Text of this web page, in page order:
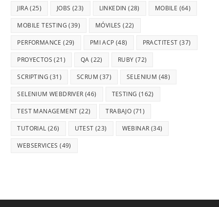
JIRA(25) JOBS (23) LINKEDIN (28) MOBILE (64)
MOBILE TESTING (39) MÓVILES (22)
PERFORMANCE (29) PMI ACP (48) PRACTITEST (37)
PROYECTOS (21) QA (22) RUBY (72)
SCRIPTING (31) SCRUM (37) SELENIUM (48)
SELENIUM WEBDRIVER (46) TESTING (162)
TEST MANAGEMENT (22) TRABAJO (71)
TUTORIAL (26) UTEST (23) WEBINAR (34)
WEBSERVICES (49)